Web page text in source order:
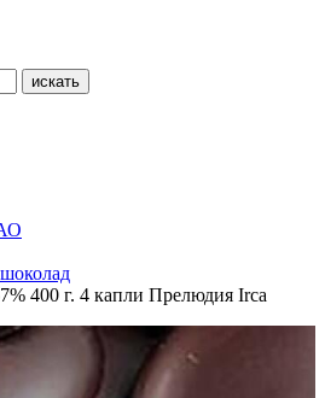
искать
400 г. 4 капли Прелюдия Irca